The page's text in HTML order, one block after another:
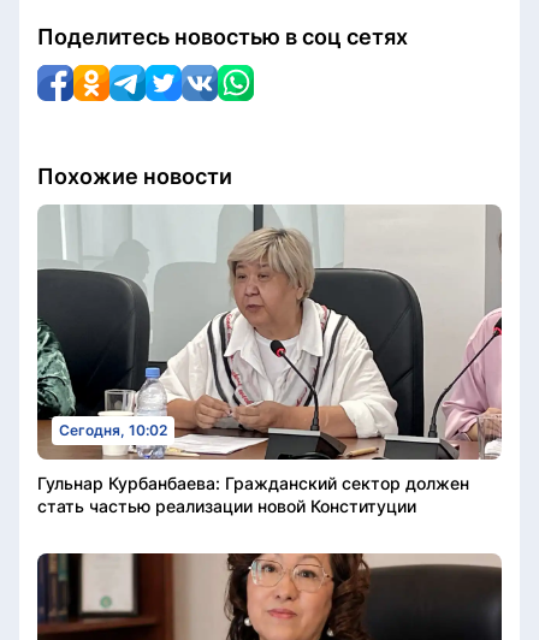
Поделитесь новостью в соц сетях
Похожие новости
Сегодня, 10:02
Гульнар Курбанбаева: Гражданский сектор должен
стать частью реализации новой Конституции